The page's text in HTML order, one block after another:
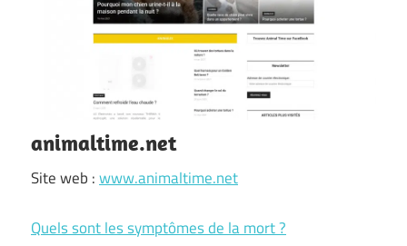
animaltime.net
Site web :www.animaltime.net
Quels sont les symptômes de la mort ?